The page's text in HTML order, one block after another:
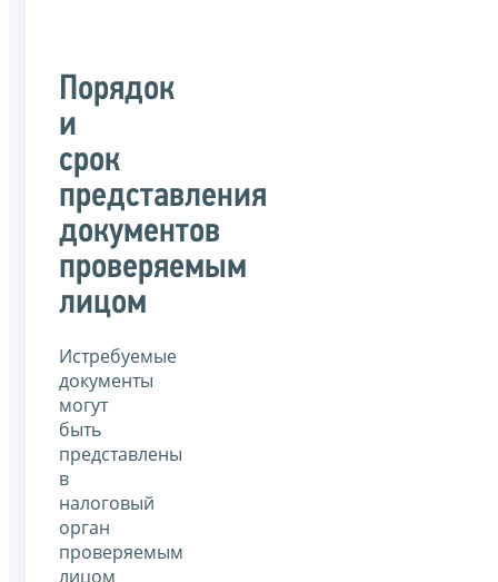
Порядок
и
срок
представления
документов
проверяемым
лицом
Истребуемые
документы
могут
быть
представлены
в
налоговый
орган
проверяемым
лицом